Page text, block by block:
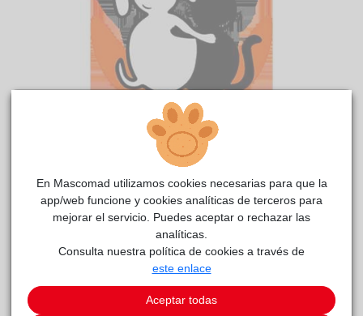
reside actualmente en el centro de acogida
RIVAnimal
COMENTARIOS
A Yury la encontramos en una zona de riesgo, sin chip. Su
cuerpo y sus ojos cuentan una historia que preferiríamos no
imaginar. Necesita de tiempo para adaptarse a las nuevas
circunstanciaspero una vez que lo hace solo quiere
En Mascomad utilizamos cookies necesarias para que la
app/web funcione y cookies analíticas de terceros para
mejorar el servicio. Puedes aceptar o rechazar las
analíticas.
Consulta nuestra política de cookies a través de
este enlace
Aceptar todas